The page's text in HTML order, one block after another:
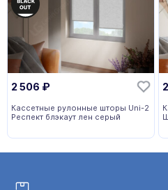
2 506 ₽
Кассетные рулонные шторы Uni-2
Респект блэкаут лен серый